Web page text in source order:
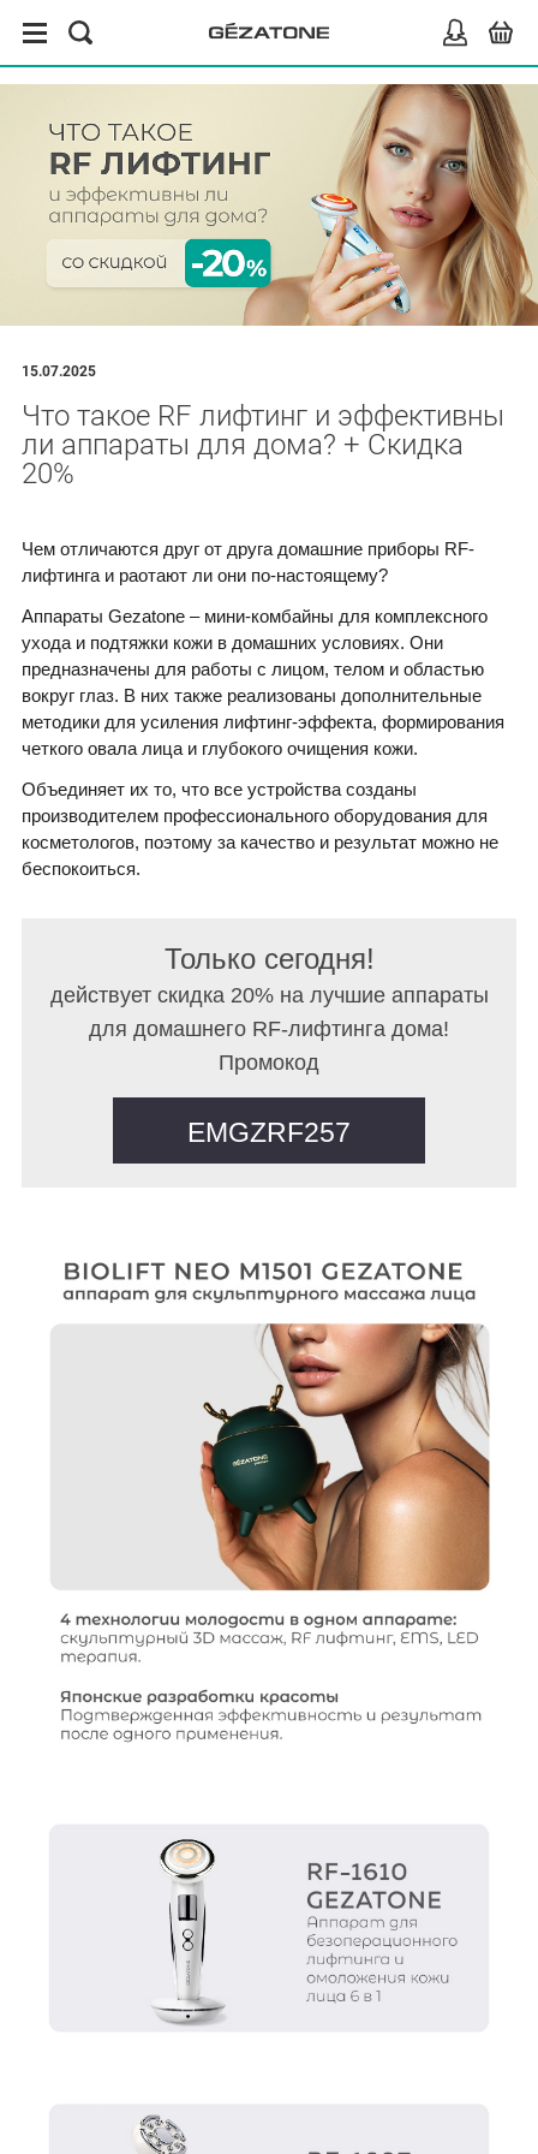
15.07.2025
Что такое RF лифтинг и эффективны
ли аппараты для дома? + Скидка
20%
Чем отличаются друг от друга домашние приборы RF-
лифтинга и раотают ли они по-настоящему?
Аппараты Gezatone – мини-комбайны для комплексного
ухода и подтяжки кожи в домашних условиях. Они
предназначены для работы с лицом, телом и областью
вокруг глаз. В них также реализованы дополнительные
методики для усиления лифтинг-эффекта, формирования
четкого овала лица и глубокого очищения кожи.
Объединяет их то, что все устройства созданы
производителем профессионального оборудования для
косметологов, поэтому за качество и результат можно не
беспокоиться.
Только сегодня!
действует скидка 20% на лучшие аппараты
для домашнего RF-лифтинга дома!
Промокод
EMGZRF257